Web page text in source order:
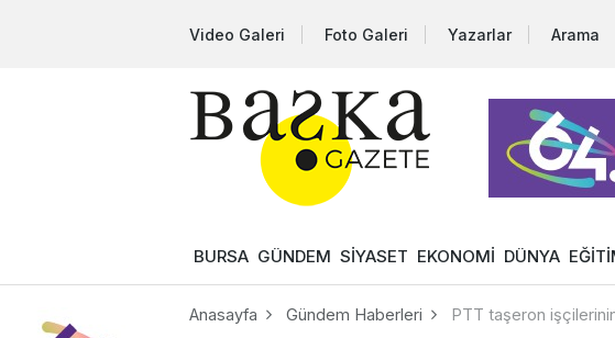
Video Galeri Foto Galeri Yazarlar Arama
BURSA GÜNDEM SİYASET EKONOMİ DÜNYA
Anasayfa Gündem Haberleri PTT taşeron